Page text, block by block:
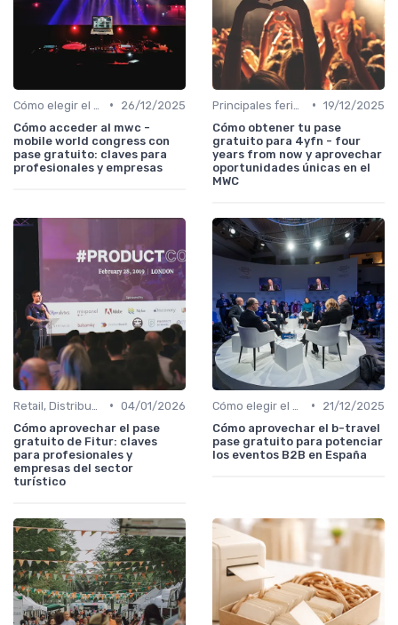
•
26/12/2025
Cómo acceder al mwc -
mobile world congress con
pase gratuito: claves para
profesionales y empresas
• 19/12/2025
Cómo obtener tu pase
gratuito para 4yfn - four
years from now y aprovechar
oportunidades únicas en el
MWC
• 04/01/2026
Cómo aprovechar el pase
gratuito de Fitur: claves
para profesionales y
empresas del sector
turístico
•
21/12/2025
Cómo aprovechar el b-travel
pase gratuito para potenciar
los eventos B2B en España